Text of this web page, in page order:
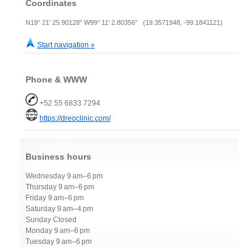
Coordinates
N19° 21' 25.90128" W99° 11' 2.80356" (19.3571948, -99.1841121)
Start navigation »
Phone & WWW
+52 55 6833 7294
https://dreoclinic.com/
Business hours
Wednesday 9 am–6 pm
Thursday 9 am–6 pm
Friday 9 am–6 pm
Saturday 9 am–4 pm
Sunday Closed
Monday 9 am–6 pm
Tuesday 9 am–6 pm